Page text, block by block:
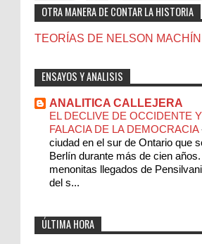
OTRA MANERA DE CONTAR LA HISTORIA
TEORÍAS DE NELSON
ENSAYOS Y ANALISIS
ANALITICA CALLEJERA
EL DECLIVE DE OCCIDENTE
FALACIA DE LA DEMOCRACIA
ciudad en el sur de Ontario que
Berlín durante más de cien
menonitas llegados de
del s...
ÚLTIMA HORA